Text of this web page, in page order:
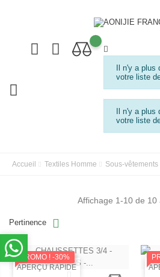
Il n'y a plus
votre liste
Il n'y a plus
votre liste
Accueil Textiles Homme Sous-vêtements
Pertinence
Affichage 1-10 de 10
APERÇU RAPIDE
PROMO ! -30%